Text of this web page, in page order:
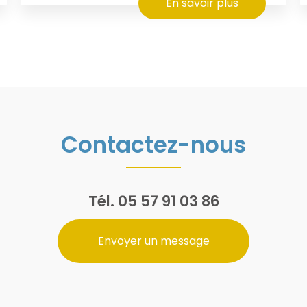
Contactez-nous
Tél. 05 57 91 03 86
Envoyer un message